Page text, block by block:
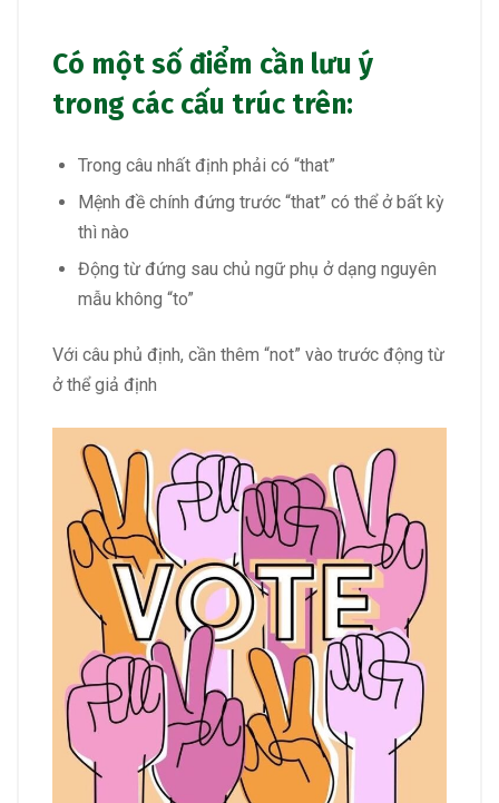
Có một số điểm cần lưu ý
trong các cấu trúc trên:
Trong câu nhất định phải có “that”
Mệnh đề chính đứng trước “that” có thể ở bất kỳ
thì nào
Động từ đứng sau chủ ngữ phụ ở dạng nguyên
mẫu không “to”
Với câu phủ định, cần thêm “not” vào trước động từ
ở thể giả định